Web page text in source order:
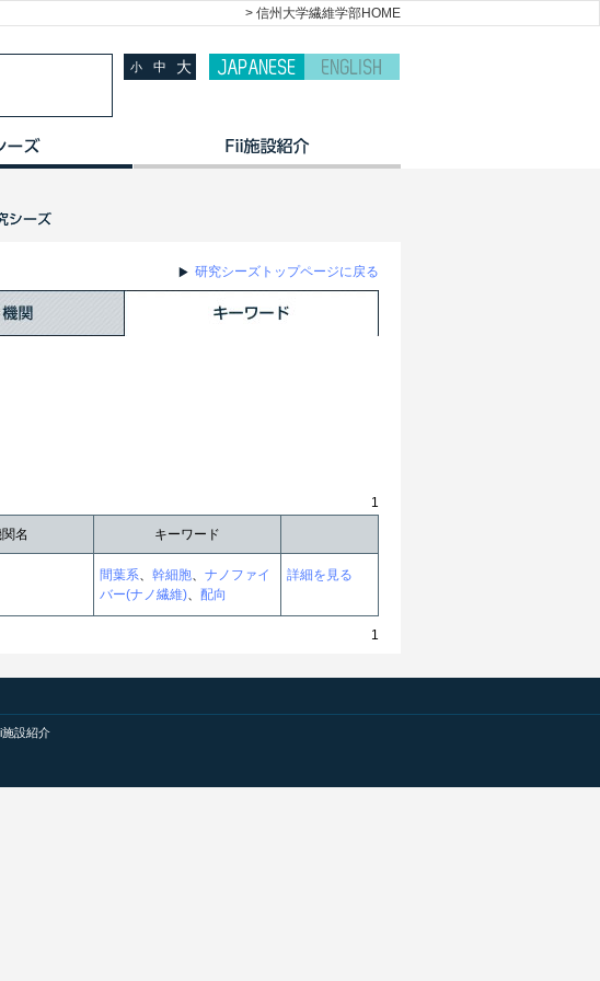
> 信州大学繊維学部HOME
小 中 大
研究シーズトップページに戻る
1
名 キーワード
間葉系、 幹細胞、 ナノファイ
バー(ナノ繊維)、 配向
詳細を見る
1
施設紹介